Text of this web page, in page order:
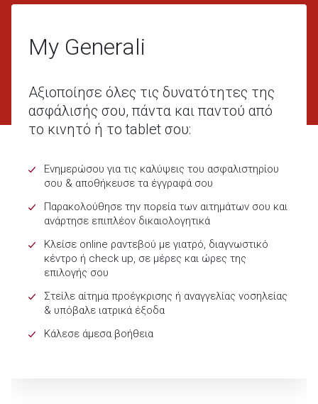
My Generali
Αξιοποίησε όλες τις δυνατότητες της
ασφάλισής σου, πάντα και παντού από
το κινητό ή το tablet σου:
Ενημερώσου για τις καλύψεις του ασφαλιστηρίου
σου & αποθήκευσε τα έγγραφά σου
Παρακολούθησε την πορεία των αιτημάτων σου και
ανάρτησε επιπλέον δικαιολογητικά
Κλείσε online ραντεβού με γιατρό, διαγνωστικό
κέντρο ή check up, σε μέρες και ώρες της
επιλογής σου
Στείλε αίτημα προέγκρισης ή αναγγελίας νοσηλείας
& υπόβαλε ιατρικά έξοδα
Κάλεσε άμεσα βοήθεια